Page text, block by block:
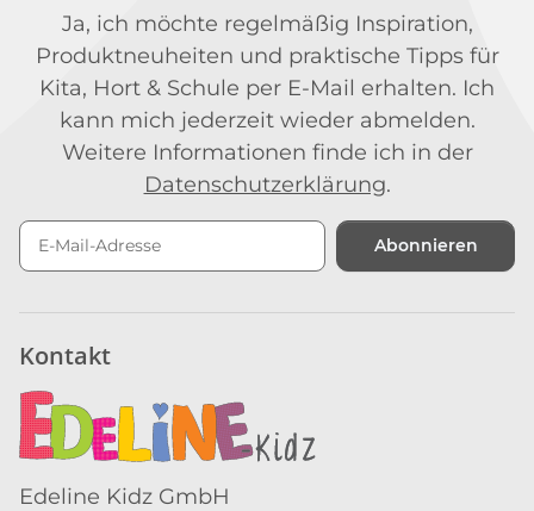
Ja, ich möchte regelmäßig Inspiration,
Produktneuheiten und praktische Tipps für
Kita, Hort & Schule per E-Mail erhalten. Ich
kann mich jederzeit wieder abmelden.
Weitere Informationen finde ich in der
Datenschutzerklärung.
Abonnieren
Kontakt
Edeline Kidz GmbH